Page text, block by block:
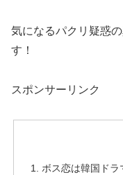
気になるパクリ疑惑
す！
スポンサーリンク
ボス恋は韓国ドラ